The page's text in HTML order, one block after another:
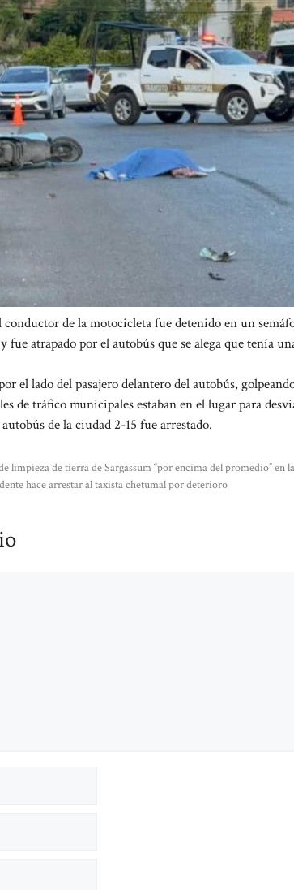
de la motocicleta fue detenido en un
atrapado por el autobús que se alega que tenía
el lado del pasajero delantero del autobús,
de tráfico municipales estaban en el lugar para
de la ciudad 2-15 fue arrestado.
limpieza de tierra de Sargassum “por encima del promedio” en
hace arrestar al taxista chetumal por deterioro